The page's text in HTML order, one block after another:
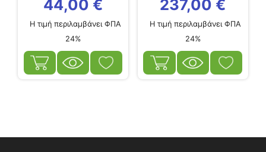
44,00 €
Η τιμή περιλαμβάνει ΦΠΑ
24%
237,00 €
Η τιμή περιλαμβάνει ΦΠΑ
24%